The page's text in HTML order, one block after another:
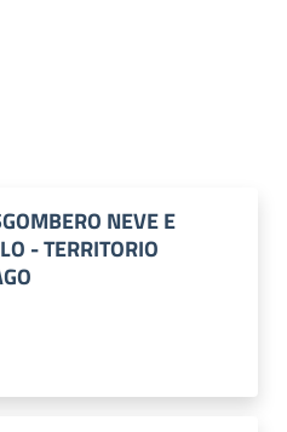
NEVE E
- TERRITORIO